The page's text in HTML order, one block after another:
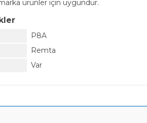
ürünler için uygundur.
P8A
Remta
Var